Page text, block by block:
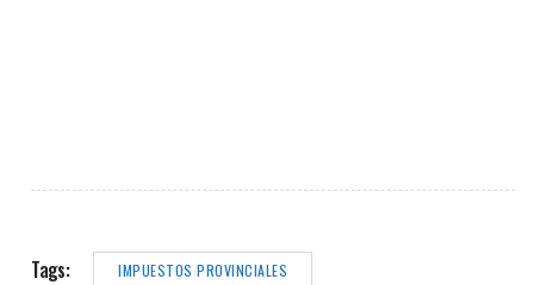
Tags: IMPUESTOS PROVINCIALES